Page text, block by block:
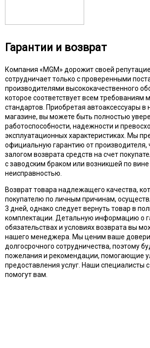
Гарантии и возврат
Компания «MGM» дорожит своей
сотрудничает только с проверенными
производителями высококачественного
которое соответствует всем
стандартов. Приобретая автоаксессуары в
магазине, вы можете быть полностью
работоспособности, надежности и
эксплуатационных характеристиках. Мы
официальную гарантию от производителя,
залогом возврата средств на счет
с заводским браком или возникшей по вине
неисправностью.
Возврат товара надлежащего качества,
покупателю по личным причинам,
3 дней, однако следует вернуть товар в
комплектации. Детальную информацию о
обязательствах и условиях возврата вы
нашего менеджера. Мы ценим ваше
долгосрочного сотрудничества, поэтому
пожелания и рекомендации, помогающие
предоставления услуг. Наши специалисты
помогут вам.